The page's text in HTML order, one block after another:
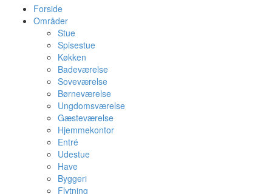
Forside
Områder
Stue
Spisestue
Køkken
Badeværelse
Soveværelse
Børneværelse
Ungdomsværelse
Gæsteværelse
Hjemmekontor
Entré
Udestue
Have
Byggeri
Flytning